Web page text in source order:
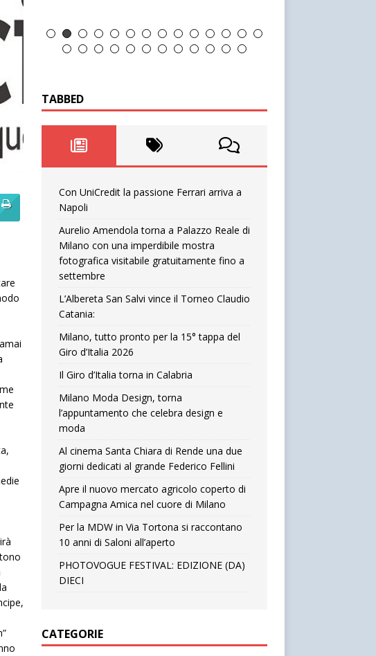
TABBED
Con UniCredit la passione Ferrari arriva a
Napoli
Aurelio Amendola torna a Palazzo Reale di
Milano con una imperdibile mostra
fotografica visitabile gratuitamente fino a
settembre
L’Albereta San Salvi vince il Torneo Claudio
Catania:
Milano, tutto pronto per la 15° tappa del
Giro d’Italia 2026
Il Giro d’Italia torna in Calabria
Milano Moda Design, torna
l’appuntamento che celebra design e
moda
Al cinema Santa Chiara di Rende una due
giorni dedicati al grande Federico Fellini
Apre il nuovo mercato agricolo coperto di
Campagna Amica nel cuore di Milano
Per la MDW in Via Tortona si raccontano
10 anni di Saloni all’aperto
PHOTOVOGUE FESTIVAL: EDIZIONE (DA)
DIECI
CATEGORIE